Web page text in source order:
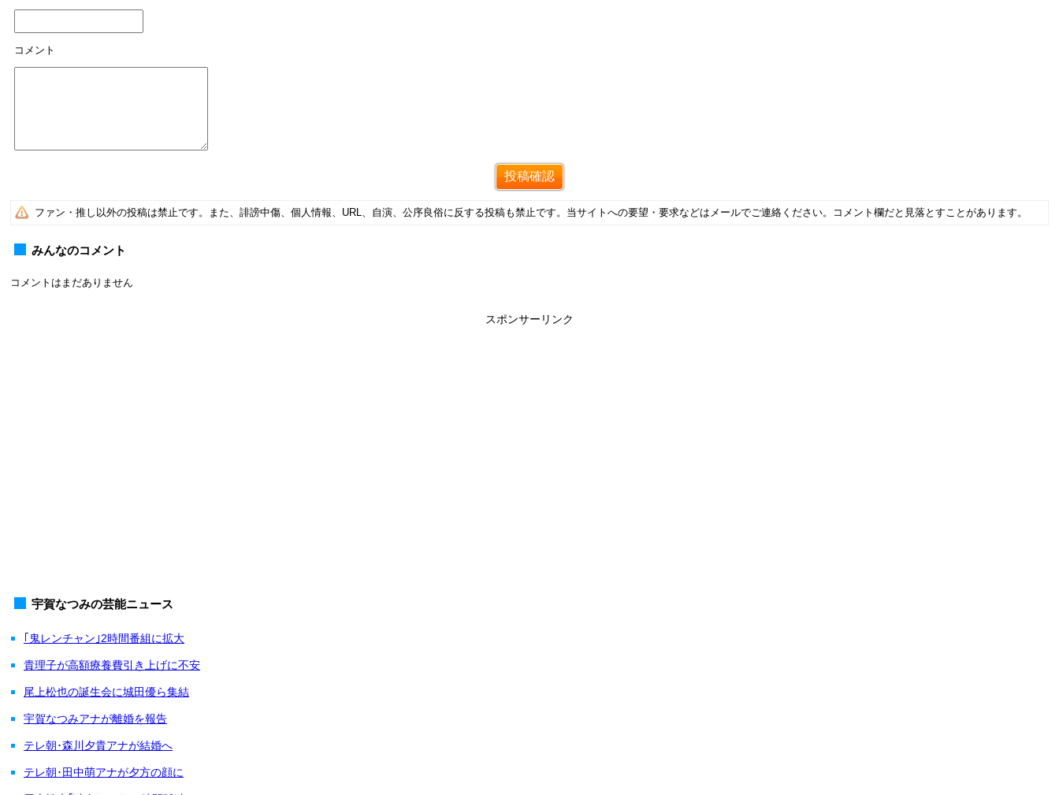
コメント
ファン・推し以外の投稿は禁止です。また、誹謗中傷、個人情報、URL、自演、公序良俗に反する投稿も禁止です。当サイトへの要望・要求などはメールでご連絡ください。コメント欄だと見落とすことがあります。
みんなのコメント
コメントはまだありません
スポンサーリンク
宇賀なつみの芸能ニュース
｢鬼レンチャン｣2時間番組に拡大
貴理子が高額療養費引き上げに不安
尾上松也の誕生会に城田優ら集結
宇賀なつみアナが離婚を報告
テレ朝･森川夕貴アナが結婚へ
テレ朝･田中萌アナが夕方の顔に